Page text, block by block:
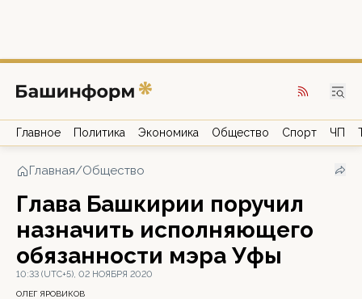
Главное Политика Экономика Общество Спорт ЧП
Главная/Общество
Глава Башкирии поручил
назначить исполняющего
обязанности мэра Уфы
10:33 (UTC+5), 02 НОЯБРЯ 2020
ОЛЕГ ЯРОВИКОВ